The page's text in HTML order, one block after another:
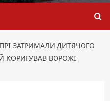
ЗАТРИМАЛИ ДИТЯЧОГО
КОРИГУВАВ ВОРОЖІ